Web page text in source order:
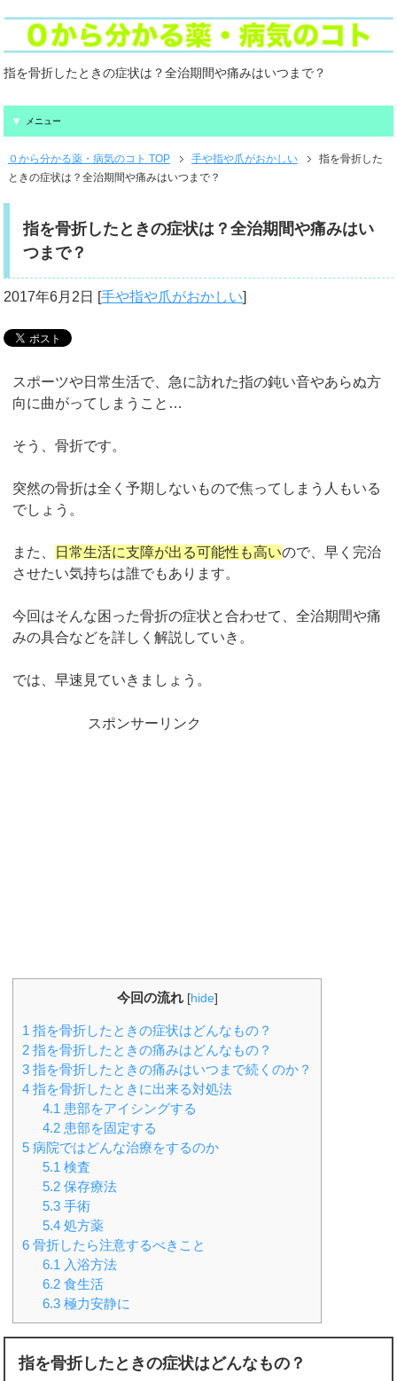
指を骨折したときの症状は？全治期間や痛みはいつまで？
メニュー
０から分かる薬・病気のコト TOP 手や指や爪がおかしい
指を骨折した
ときの症状は？全治期間や痛みはいつまで？
指を骨折したときの症状は？全治期間や痛みはい
つまで？
2017年6月2日 [手や指や爪がおかしい]
スポーツや日常生活で、急に訪れた指の鈍い音やあらぬ方
向に曲がってしまうこと …
そう、骨折です。
突然の骨折は全く予期しないもので焦ってしまう人もいる
でしょう。
また、 日常生活に支障が出る可能性も高いので、早く完治
させたい気持ちは誰でもあります。
今回はそんな困った骨折の症状と合わせて、全治期間や痛
みの具合などを詳しく解説していき。
では、早速見ていきましょう。
スポンサーリンク
今回の流れ [hide]
1 指を骨折したときの症状はどんなもの？
2 指を骨折したときの痛みはどんなもの？
3 指を骨折したときの痛みはいつまで続くのか？
4 指を骨折したときに出来る対処法
4.1 患部をアイシングする
4.2 患部を固定する
5 病院ではどんな治療をするのか
5.1 検査
5.2 保存療法
5.3 手術
5.4 処方薬
6 骨折したら注意するべきこと
6.1 入浴方法
6.2 食生活
6.3 極力安静に
指を骨折したときの症状はどんなもの？